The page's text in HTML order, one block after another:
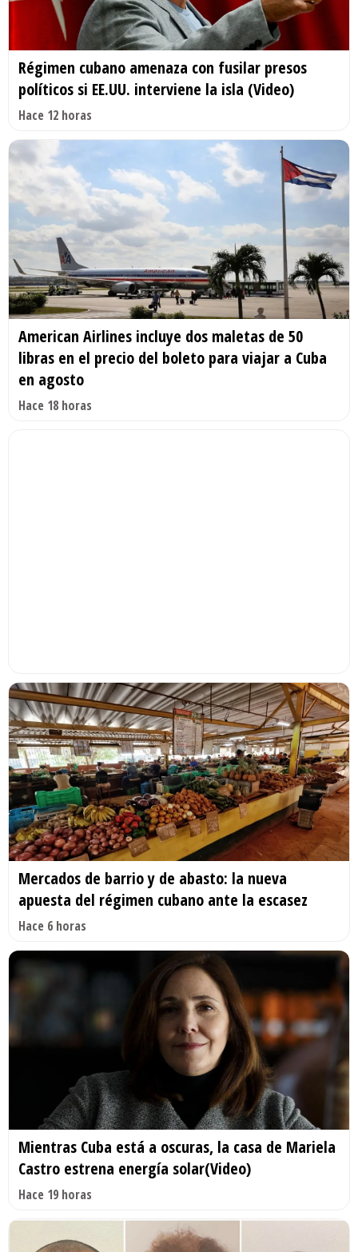
Régimen cubano amenaza con fusilar presos
políticos si EE.UU. interviene la isla (Video)
Hace 12 horas
American Airlines incluye dos maletas de 50
libras en el precio del boleto para viajar a Cuba
en agosto
Hace 18 horas
Mercados de barrio y de abasto: la nueva
apuesta del régimen cubano ante la escasez
Hace 6 horas
Mientras Cuba está a oscuras, la casa de Mariela
Castro estrena energía solar(Video)
Hace 19 horas